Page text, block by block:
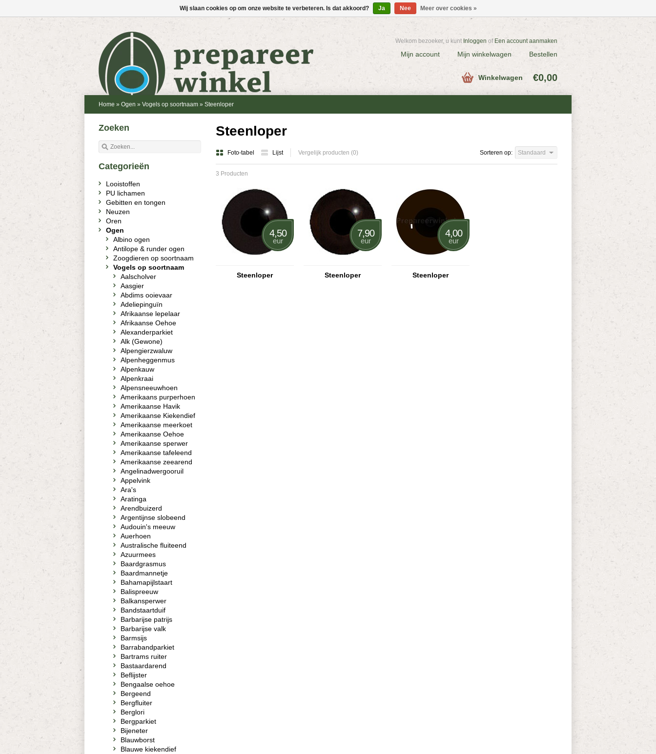
Welkom bezoeker, u kunt Inloggen of Een account aanmaken
Mijn account Mijn winkelwagen Bestellen
Winkelwagen €0,00
Home » Ogen » Vogels op soortnaam » Steenloper
Steenloper
Foto-tabel Lijst Vergelijk producten (0) Sorteren op: Standaard
3 Producten
4,50
eur
Steenloper
7,90
eur
Steenloper
4,00
eur
Steenloper
Zoeken
Categorieën
Looistoffen
PU lichamen
Gebitten en tongen
Neuzen
Oren
Ogen
Albino ogen
Antilope & runder ogen
Zoogdieren op soortnaam
Vogels op soortnaam
Aalscholver
Aasgier
Abdims ooievaar
Adeliepinguïn
Afrikaanse lepelaar
Afrikaanse Oehoe
Alexanderparkiet
Alk (Gewone)
Alpengierzwaluw
Alpenheggenmus
Alpenkauw
Alpenkraai
Alpensneeuwhoen
Amerikaans purperhoen
Amerikaanse Havik
Amerikaanse Kiekendief
Amerikaanse meerkoet
Amerikaanse Oehoe
Amerikaanse sperwer
Amerikaanse tafeleend
Amerikaanse zeearend
Angelinadwergooruil
Appelvink
Ara's
Aratinga
Arendbuizerd
Argentijnse slobeend
Audouin's meeuw
Auerhoen
Australische fluiteend
Azuurmees
Baardgrasmus
Baardmannetje
Bahamapijlstaart
Balispreeuw
Balkansperwer
Bandstaartduif
Barbarijse patrijs
Barbarijse valk
Barmsijs
Barrabandparkiet
Bartrams ruiter
Bastaardarend
Beflijster
Bengaalse oehoe
Bergeend
Bergfluiter
Berglori
Bergparkiet
Bijeneter
Blauwborst
Blauwe kiekendief
Wij slaan cookies op om onze website te verbeteren. Is dat akkoord? Ja Nee Meer over cookies »